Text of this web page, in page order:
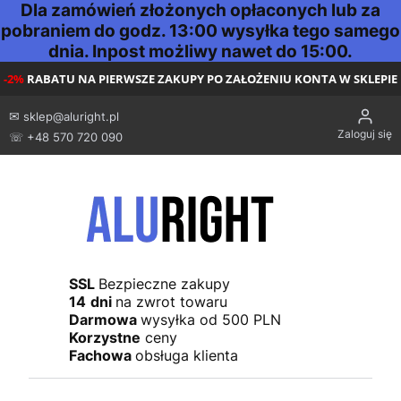
Dla zamówień złożonych opłaconych lub za
pobraniem do godz. 13:00 wysyłka tego samego
dnia. Inpost możliwy nawet do 15:00.
-2% RABATU NA PIERWSZE ZAKUPY PO ZAŁOŻENIU KONTA W SKLEPIE
✉ sklep@aluright.pl
☏ +48 570 720 090
Zaloguj się
SSL Bezpieczne zakupy
14 dni na zwrot towaru
Darmowa wysyłka od 500 PLN
Korzystne ceny
Fachowa obsługa klienta